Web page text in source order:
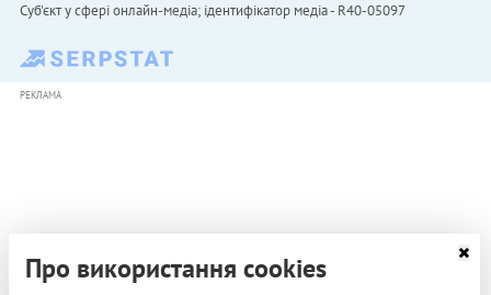
Cуб'єкт у сфері онлайн-медіа; ідентифікатор медіа - R40-05097
РЕКЛАМА
Про використання cookies